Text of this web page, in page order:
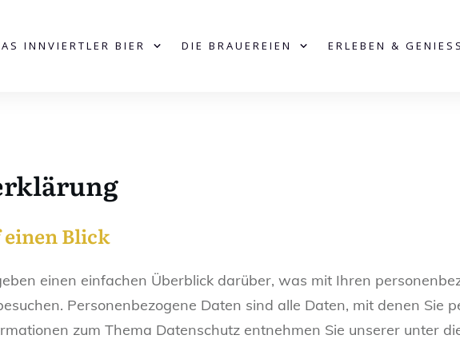
INNVIERTLER BIER DIE BRAUEREIEN ERLEBEN &
einen Blick
einen einfachen Überblick darüber, was mit Ihren
Personenbezogene Daten sind alle Daten, mit denen Sie
zum Thema Datenschutz entnehmen Sie unserer unter